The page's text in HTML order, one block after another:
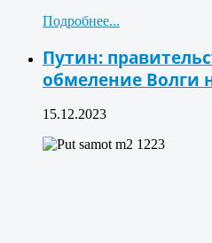
Подробнее...
Путин:
обмеление Волги
15.12.2023